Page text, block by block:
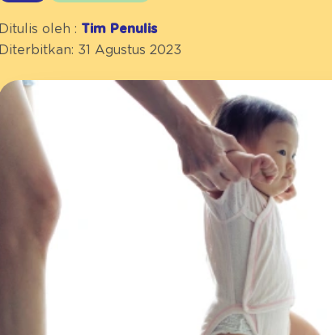
Ditulis oleh : Tim Penulis
Diterbitkan: 31 Agustus 2023